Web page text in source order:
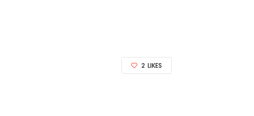
2 LIKES